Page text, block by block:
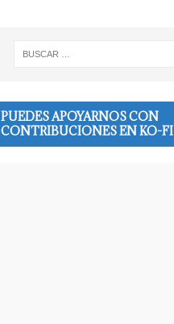
PUEDES APOYARNOS CON
CONTRIBUCIONES EN KO-FI